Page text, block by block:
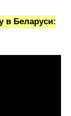
в Беларуси: